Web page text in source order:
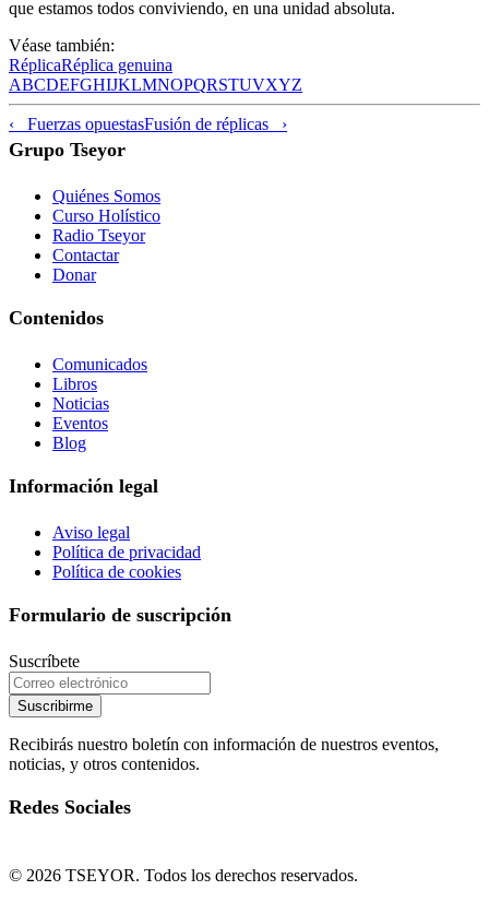
que estamos todos conviviendo, en una unidad absoluta.
Véase también:
RéplicaRéplica genuina
ABCDEFGHIJKLMNOPQRSTUVXYZ
‹ Fuerzas opuestasFusión de réplicas ›
Grupo Tseyor
Quiénes Somos
Curso Holístico
Radio Tseyor
Contactar
Donar
Contenidos
Comunicados
Libros
Noticias
Eventos
Blog
Información legal
Aviso legal
Política de privacidad
Política de cookies
Formulario de suscripción
Suscríbete
Suscribirme
Recibirás nuestro boletín con información de nuestros eventos,
noticias, y otros contenidos.
Redes Sociales
© 2026 TSEYOR. Todos los derechos reservados.